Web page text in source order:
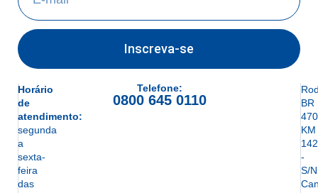
Inscreva-se
Horário
de
atendimento:
segunda
a
sexta-
feira
das
Telefone:
0800 645 0110
BR
KM
142
-
S/